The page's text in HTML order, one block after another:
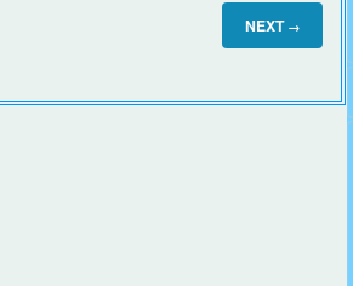
NEXT →